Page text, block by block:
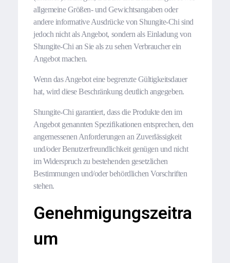
allgemeine Größen- und Gewichtsangaben oder
andere informative Ausdrücke von Shungite-Chi sind
jedoch nicht als Angebot, sondern als Einladung von
Shungite-Chi an Sie als zu sehen Verbraucher ein
Angebot machen.
Wenn das Angebot eine begrenzte Gültigkeitsdauer
hat, wird diese Beschränkung deutlich angegeben.
Shungite-Chi garantiert, dass die Produkte den im
Angebot genannten Spezifikationen entsprechen, den
angemessenen Anforderungen an Zuverlässigkeit
und/oder Benutzerfreundlichkeit genügen und nicht
im Widerspruch zu bestehenden gesetzlichen
Bestimmungen und/oder behördlichen Vorschriften
stehen.
Genehmigungszeitra
um